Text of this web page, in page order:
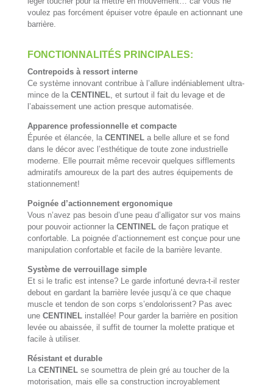
voulez pas forcément épuiser votre épaule en actionnant une
barrière.
FONCTIONNALITÉS PRINCIPALES:
Contrepoids à ressort interne
Ce système innovant contribue à l’allure indéniablement ultra-
mince de la CENTINEL, et surtout il fait du levage et de
l’abaissement une action presque automatisée.
Apparence professionnelle et compacte
Épurée et élancée, la CENTINELa belle allure et se fond
dans le décor avec l’esthétique de toute zone industrielle
moderne. Elle pourrait même recevoir quelques sifflements
admiratifs amoureux de la part des autres équipements de
stationnement!
Poignée d’actionnement ergonomique
Vous n’avez pas besoin d’une peau d’alligator sur vos mains
pour pouvoir actionner la CENTINELde façon pratique et
confortable. La poignée d’actionnement est conçue pour une
manipulation confortable et facile de la barrière levante.
Système de verrouillage simple
Et si le trafic est intense? Le garde infortuné devra-t-il rester
debout en gardant la barrière levée jusqu’à ce que chaque
muscle et tendon de son corps s’endolorissent? Pas avec
une CENTINELinstallée! Pour garder la barrière en position
levée ou abaissée, il suffit de tourner la molette pratique et
facile à utiliser.
Résistant et durable
La CENTINELse soumettra de plein gré au toucher de la
motorisation, mais elle sa construction incroyablement